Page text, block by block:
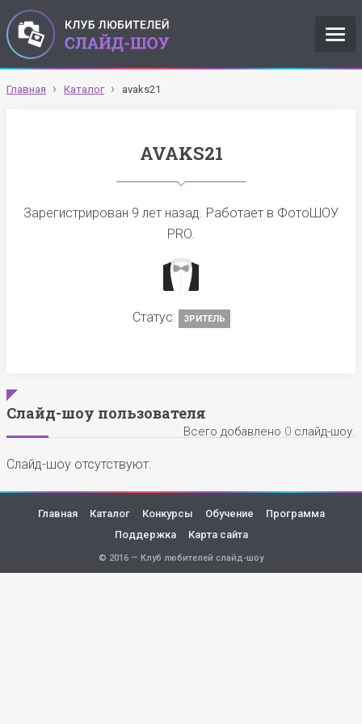
Главная Каталог avaks21
AVAKS21
Зарегистрирован 9 лет назад. Работает в ФотоШОУ
PRO.
Статус: ЗРИТЕЛЬ
Слайд-шоу пользователя
Всего добавлено 0 слайд-шоу.
Слайд-шоу отсутствуют.
Главная Каталог Конкурсы Обучение
Программа
Поддержка
Карта сайта
© 2016 — Клуб любителей слайд-шоу